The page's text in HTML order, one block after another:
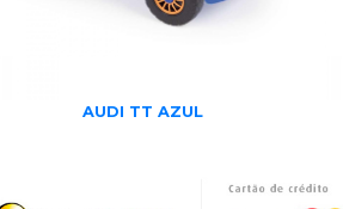
AUDI TT AZUL